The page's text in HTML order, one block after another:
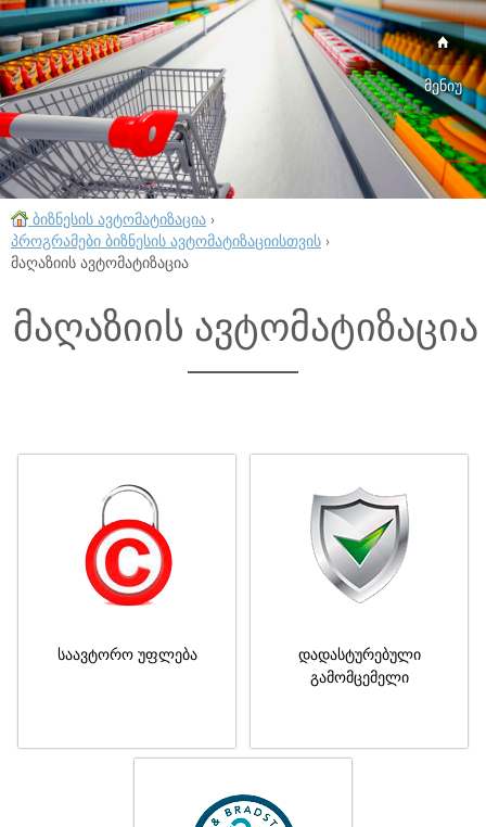
მენიუ
ბიზნესის ავტომატიზაცია ›
პროგრამები ბიზნესის ავტომატიზაციისთვის ›
მაღაზიის ავტომატიზაცია
მაღაზიის ავტომატიზაცია
საავტორო უფლება
დადასტურებული
გამომცემელი